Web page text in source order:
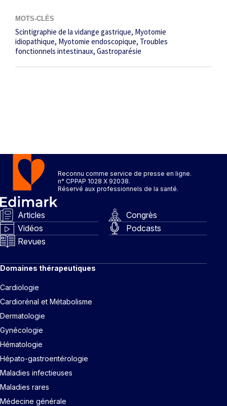
MOTS-CLÉS
Scintigraphie de la vidange gastrique Myotomie
idiopathique Myotomie endoscopique Troubles
fonctionnels intestinaux Gastroparésie
Reconnu comme service de presse en ligne.
n° CPPAP 1028 X 92038.
Réservé aux professionnels de la santé.
Articles
Congrès
Vidéos
Podcasts
Revues
Domaines thérapeutiques
Cardiologie
Cardiorénal et Métabolisme
Dermatologie
Gynécologie
Hématologie
Hépato-gastroentérologie
Maladies infectieuses
Maladies rares
Médecine générale